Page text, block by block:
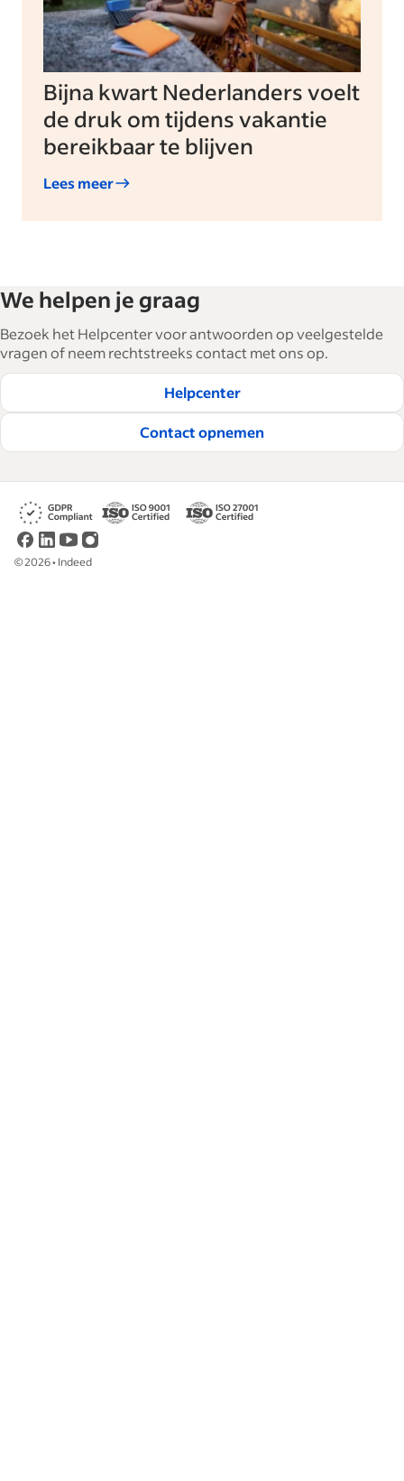
Bijna kwart Nederlanders voelt
de druk om tijdens vakantie
bereikbaar te blijven
Lees meer
We helpen je graag
Bezoek het Helpcenter voor antwoorden op veelgestelde
vragen of neem rechtstreeks contact met ons op.
Helpcenter
Contact opnemen
©2026• Indeed